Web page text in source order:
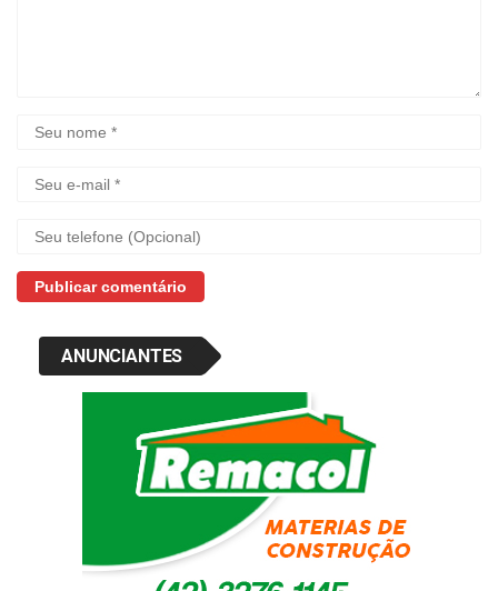
ANUNCIANTES